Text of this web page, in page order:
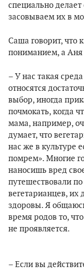
специально
засовываем их в
Саша говорит, что
пониманием, а Аня
– У нас такая
относятся
выбор, иногда
почмокать, когда
мама, например,
думает, что
нас же в культуре
помрем». Многие
наносишь вред
путешествовали
вегетарианцев, их
здоровы. Я
время родов то,
не проявляется.
– Если вы